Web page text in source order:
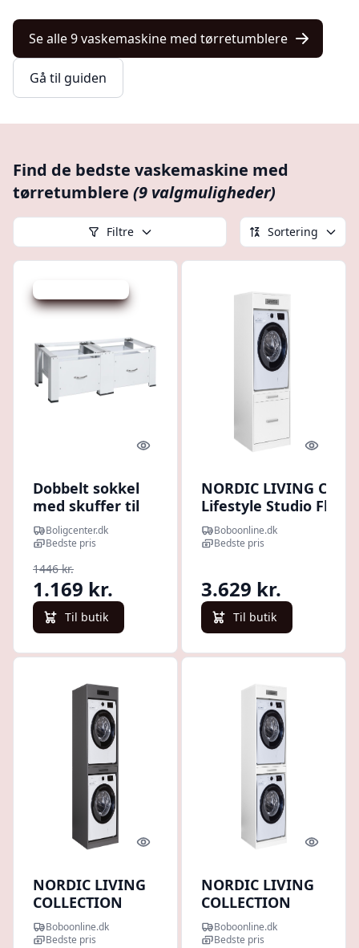
Se alle 9 vaskemaskine med tørretumblere
Gå til guiden
Find de bedste vaskemaskine med
tørretumblere (9 valgmuligheder)
Filtre Sortering
Quick look
Dobbelt sokkel
med skuffer til
vaskemaskine og
tørretumbler -
Boligcenter.dk
Bedste pris
1446 kr.
1.169 kr.
Til butik
Quick
NORDIC LIVING
Lifestyle Studio Flow
vaskemaskine/
m. udtrækshylde -
Boboonline.dk
Bedste pris
3.629 kr.
Til butik
Quick look
NORDIC LIVING
COLLECTION
Lifestyle Studio
Flow skab til
Boboonline.dk
Bedste pris
Quick
NORDIC LIVING
COLLECTION
Lifestyle Studio
Flow skab til
Boboonline.dk
Bedste pris